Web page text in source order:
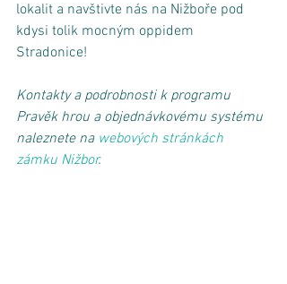
lokalit a navštivte nás na Nižboře pod
kdysi tolik mocným oppidem
Stradonice!
Kontakty a podrobnosti k programu
Pravěk hrou a objednávkovému systému
naleznete na webových stránkách
zámku Nižbor.